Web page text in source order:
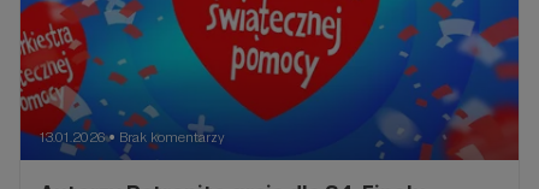
13.01.2026 ● Brak komentarzy